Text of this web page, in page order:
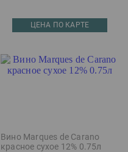
ЦЕНА ПО КАРТЕ
Вино Marques de Carano
красное сухое 12% 0.75л